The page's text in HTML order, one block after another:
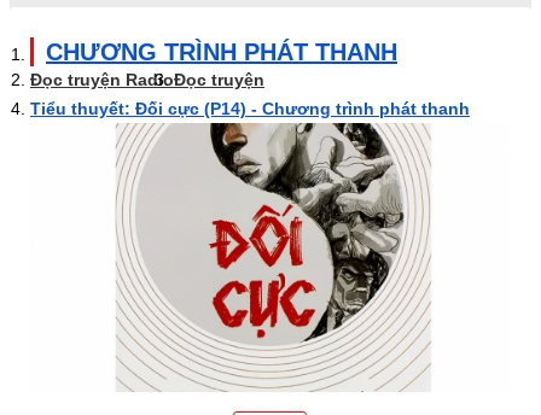
CHƯƠNG TRÌNH PHÁT THANH
Đọc truyện RadioĐọc truyện
Tiểu thuyết: Đối cực (P14) - Chương trình phát thanh